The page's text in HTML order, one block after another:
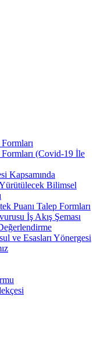
(Covid-19 İle
Kapsamında
Bilimsel
Puanı Talep Formları
İş Akış Şeması
ve Esasları Yönergesi